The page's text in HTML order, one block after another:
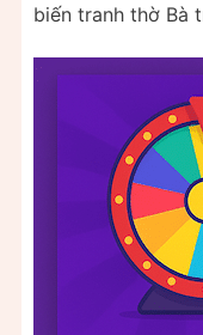
biến tranh thờ Bà